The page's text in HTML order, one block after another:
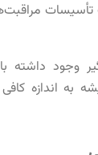
وجود داشته